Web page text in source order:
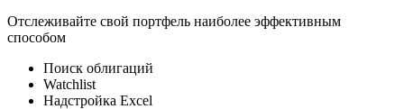
Отслеживайте свой портфель наиболее эффективным
способом
Поиск облигаций
Watchlist
Надстройка Excel